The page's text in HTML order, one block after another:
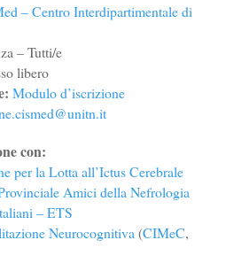
– Centro Interdipartimentale di
– Tutti/e
libero
Modulo d’iscrizione
con:
per la Lotta all’Ictus Cerebrale
Amici della Nefrologia
– ETS
Neurocognitiva (CIMeC,